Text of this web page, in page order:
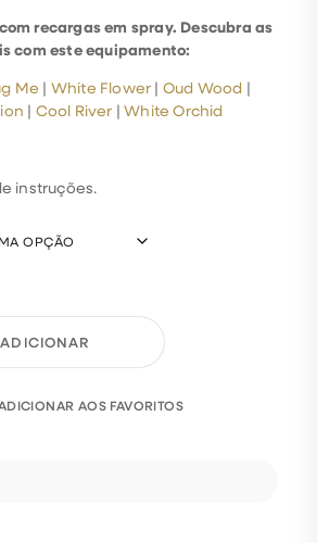
recargas em spray. Descubra as
com este equipamento:
Me | White Flower | Oud Wood |
| Cool River |White Orchid
instruções.
ADICIONAR
AOS FAVORITOS